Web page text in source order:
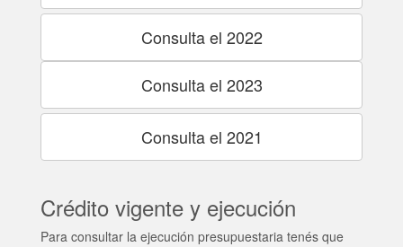
Consulta el 2022
Consulta el 2023
Consulta el 2021
Crédito vigente y ejecución
Para consultar la ejecución presupuestaria tenés que